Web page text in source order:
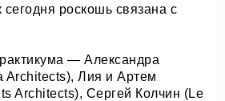
сегодня роскошь связана с
— Александра
Architects), Лия и Артем
Architects), Сергей Колчин (Le